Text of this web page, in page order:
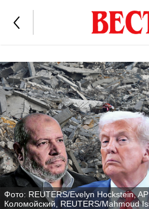
Фото: REUTERS/Evelyn Hockstein,
Коломойский, REUTERS/Mahmoud